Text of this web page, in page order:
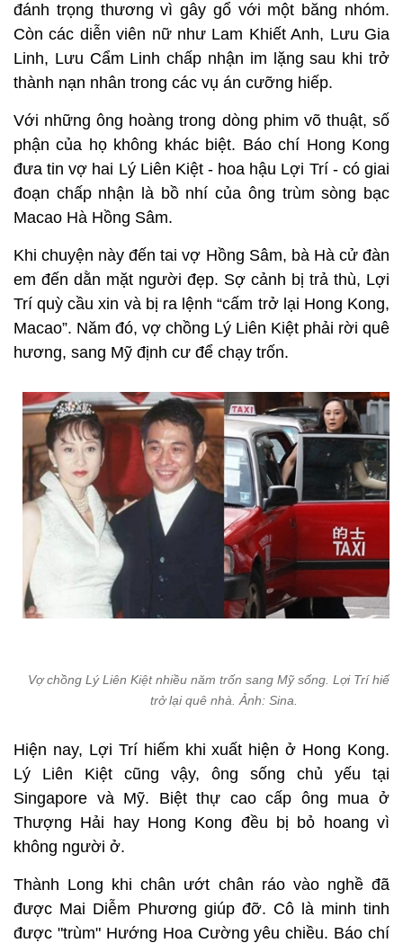
đánh trọng thương vì gây gổ với một băng nhóm.
Còn các diễn viên nữ như Lam Khiết Anh, Lưu Gia
Linh, Lưu Cẩm Linh chấp nhận im lặng sau khi trở
thành nạn nhân trong các vụ án cưỡng hiếp.
Với những ông hoàng trong dòng phim võ thuật, số
phận của họ không khác biệt. Báo chí Hong Kong
đưa tin vợ hai Lý Liên Kiệt - hoa hậu Lợi Trí - có giai
đoạn chấp nhận là bồ nhí của ông trùm sòng bạc
Macao Hà Hồng Sâm.
Khi chuyện này đến tai vợ Hồng Sâm, bà Hà cử đàn
em đến dằn mặt người đẹp. Sợ cảnh bị trả thù, Lợi
Trí quỳ cầu xin và bị ra lệnh “cấm trở lại Hong Kong,
Macao”. Năm đó, vợ chồng Lý Liên Kiệt phải rời quê
hương, sang Mỹ định cư để chạy trốn.
Vợ chồng Lý Liên Kiệt nhiều năm trốn sang Mỹ sống. Lợi Trí hiếm
trở lại quê nhà. Ảnh: Sina.
Hiện nay, Lợi Trí hiếm khi xuất hiện ở Hong Kong.
Lý Liên Kiệt cũng vậy, ông sống chủ yếu tại
Singapore và Mỹ. Biệt thự cao cấp ông mua ở
Thượng Hải hay Hong Kong đều bị bỏ hoang vì
không người ở.
Thành Long khi chân ướt chân ráo vào nghề đã
được Mai Diễm Phương giúp đỡ. Cô là minh tinh
được "trùm" Hướng Hoa Cường yêu chiều. Báo chí